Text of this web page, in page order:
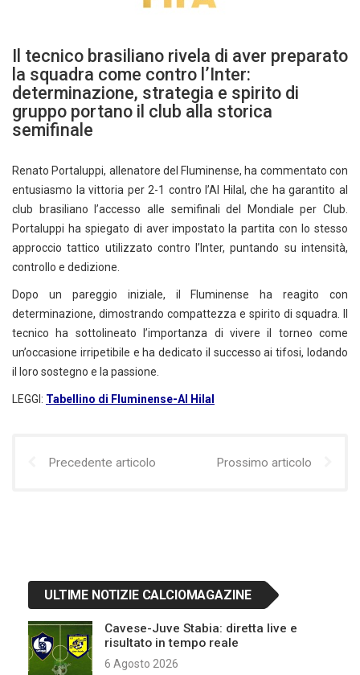
Il tecnico brasiliano rivela di aver preparato
la squadra come contro l’Inter:
determinazione, strategia e spirito di
gruppo portano il club alla storica
semifinale
Renato Portaluppi, allenatore del Fluminense, ha commentato con
entusiasmo la vittoria per 2-1 contro l’Al Hilal, che ha garantito al
club brasiliano l’accesso alle semifinali del Mondiale per Club.
Portaluppi ha spiegato di aver impostato la partita con lo stesso
approccio tattico utilizzato contro l’Inter, puntando su intensità,
controllo e dedizione.
Dopo un pareggio iniziale, il Fluminense ha reagito con
determinazione, dimostrando compattezza e spirito di squadra. Il
tecnico ha sottolineato l’importanza di vivere il torneo come
un’occasione irripetibile e ha dedicato il successo ai tifosi, lodando
il loro sostegno e la passione.
LEGGI: Tabellino di Fluminense-Al Hilal
Precedente articolo Prossimo articolo
ULTIME NOTIZIE CALCIOMAGAZINE
Cavese-Juve Stabia: diretta live e
risultato in tempo reale
6 Agosto 2026